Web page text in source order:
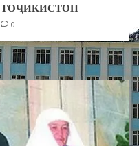
ТОҶИКИСТОН
0